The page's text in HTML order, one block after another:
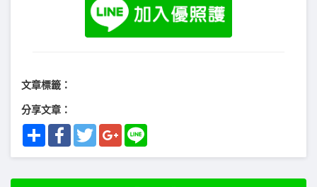
文章標籤：
分享文章：
Share FacebookTwitterGoogle+